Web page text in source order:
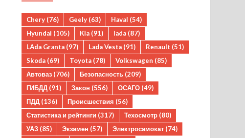
Chery (76) Geely (63) Haval (54)
Hyundai (105) Kia (91) lada (87)
LAda Granta (97) Lada Vesta (91) Renault (51)
Skoda (69) Toyota (78) Volkswagen (85)
Автоваз (706) Безопасность (209)
ГИБДД (91) Закон (556) ОСАГО (49)
ПДД (136) Происшествия (56)
Статистика и рейтинги (317) Техосмотр (80)
УАЗ (85) Экзамен (57) Электросамокат (74)